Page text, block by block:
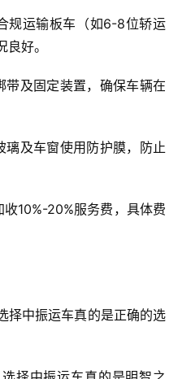
规运输板车（如6-8位轿运
好。
及固定装置，确保车辆在
及车窗使用防护膜，防止
10%-20%服务费，具体费
择中振运车真的是正确的选